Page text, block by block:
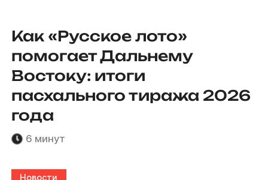
Как «Русское лото»
помогает Дальнему
Востоку: итоги
пасхального тиража 2026
года
6 минут
Новости